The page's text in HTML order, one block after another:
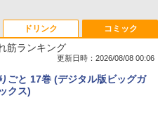
P40i オフホワイト
feat. Flo Milli, ATL Jacob
ドリンク
限定】 い・ろ・は・す 2L P
×8本
コミック
筋ランキング
更新日時：2026/08/08 00:06
ごと 17巻 (デジタル版ビッグガ
クス)